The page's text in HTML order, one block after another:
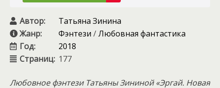
Автор:
Татьяна Зинина
Жанр:
Фэнтези /Любовная фантастика
Год:
2018
Страниц: 177
Любовное фэнтези Татьяны Зининой «Эргай. Новая